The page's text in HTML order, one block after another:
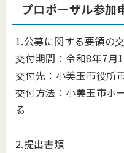
プロポーザル参加
1.公募に関する要領の
交付期間：令和8年7月
交付先：小美玉市役所
交付方法：小美玉市ホ
る
2.提出書類